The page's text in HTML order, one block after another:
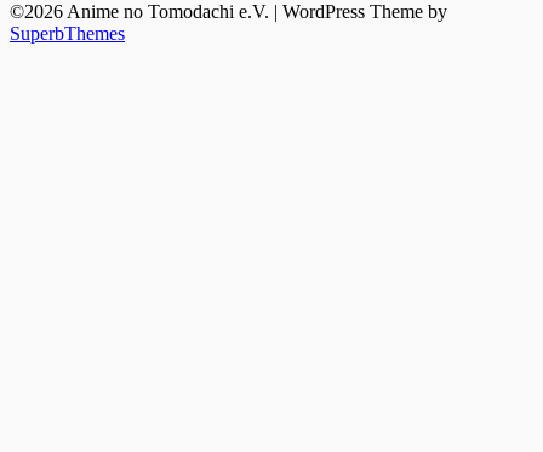
©2026 Anime no Tomodachi e.V. | WordPress Theme by
SuperbThemes